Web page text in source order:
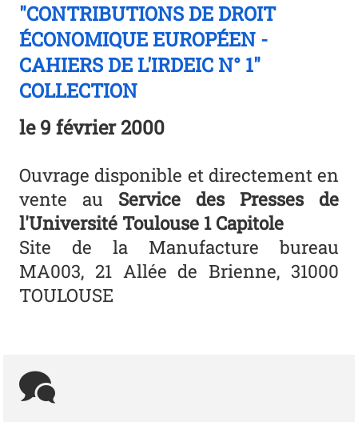
"CONTRIBUTIONS DE DROIT
ÉCONOMIQUE EUROPÉEN -
CAHIERS DE L'IRDEIC N° 1"
COLLECTION
le9 février 2000
Ouvrage disponible et directement en
vente au Service des Presses de
l'Université Toulouse 1 Capitole
Site de la Manufacture bureau
MA003, 21 Allée de Brienne, 31000
TOULOUSE